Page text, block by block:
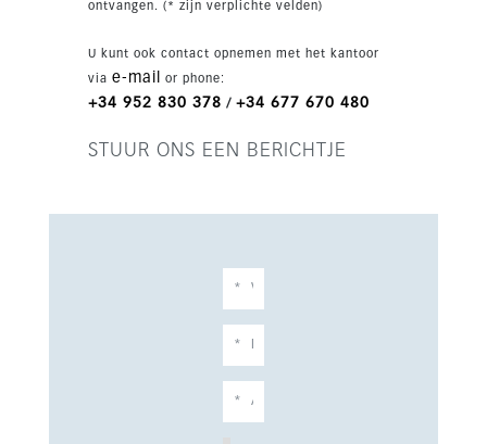
voorzieningen en het beste van de Costa del Sol.
ontvangen. (* zijn verplichte velden)
U kunt ook contact opnemen met het kantoor
via e-mail or phone:
+34 952 830 378 / +34 677 670 480
STUUR ONS EEN BERICHTJE